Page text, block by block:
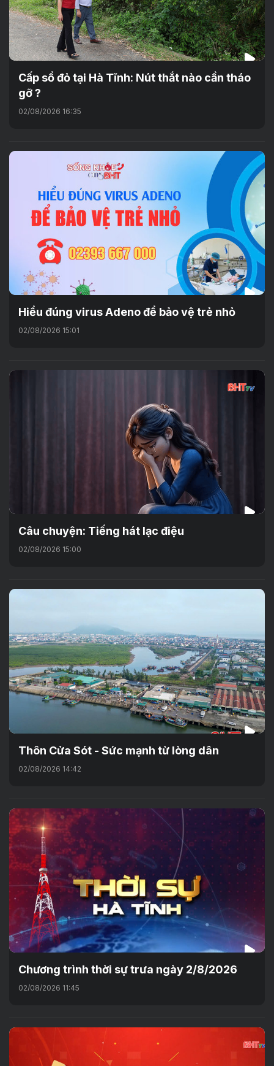
Cấp sổ đỏ tại Hà Tĩnh: Nút thắt nào cần tháo
gỡ ?
02/08/2026 16:35
Hiểu đúng virus Adeno để bảo vệ trẻ nhỏ
02/08/2026 15:01
Câu chuyện: Tiếng hát lạc điệu
02/08/2026 15:00
Thôn Cửa Sót - Sức mạnh từ lòng dân
02/08/2026 14:42
Chương trình thời sự trưa ngày 2/8/2026
02/08/2026 11:45